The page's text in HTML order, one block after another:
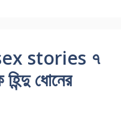
stories ৭
ধোনের